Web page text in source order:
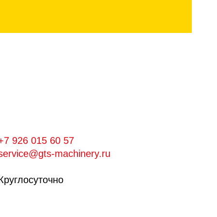
926 015 60 57
machinery.ru